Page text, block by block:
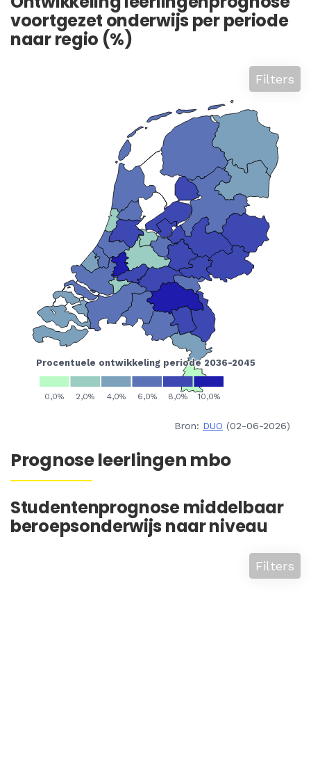
voortgezet onderwijs per periode
naar regio (%)
Filters
Bron: DUO (02-06-2026)
Prognose leerlingen mbo
Studentenprognose middelbaar
beroepsonderwijs naar niveau
Filters